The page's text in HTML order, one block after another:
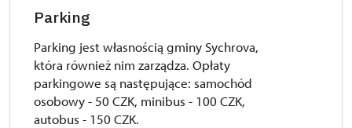
Parking
Parking jest własnością gminy Sychrova,
która również nim zarządza. Opłaty
parkingowe są następujące: samochód
osobowy - 50 CZK, minibus - 100 CZK,
autobus - 150 CZK.